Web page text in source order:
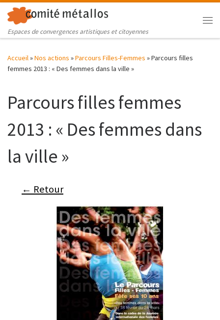
Skip to content
Espaces de convergences artistiques et citoyennes
Accueil»Nos actions »Parcours Filles-Femmes »Parcours filles
femmes 2013 : « Des femmes dans la ville »
Parcours filles femmes
2013 : « Des femmes dans
la ville »
← Retour